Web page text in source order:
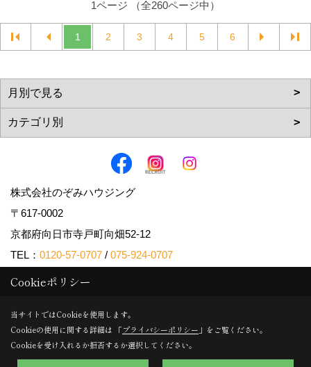
1ページ （全260ページ中）
1 2 3 4 5 6
株式会社のぞみハウジング
〒617-0002
京都府向日市寺戸町向畑52-12
TEL： 0120-57-0707 / 075-924-0707
FAX：075-924-0770
＜定休日＞日曜日・水曜日
Cookieポリシー
当サイトではCookieを使用します。
Cookieの使用に関する詳細は 「プライバシーポリシー 」をご覧ください。
Cookieを受け入れるか拒否するか選択してください。